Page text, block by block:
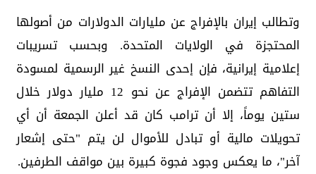
وتطالب إيران بالإفراج عن مليارات الدولارات من أصولها
المحتجزة في الولايات المتحدة. وبحسب تسريبات
إعلامية إيرانية، فإن إحدى النسخ غير الرسمية لمسودة
التفاهم تتضمن الإفراج عن نحو 12 مليار دولار خلال
ستين يوماً، إلا أن ترامب كان قد أعلن الجمعة أن أي
تحويلات مالية أو تبادل للأموال لن يتم "حتى إشعار
آخر"، ما يعكس وجود فجوة كبيرة بين مواقف الطرفين.